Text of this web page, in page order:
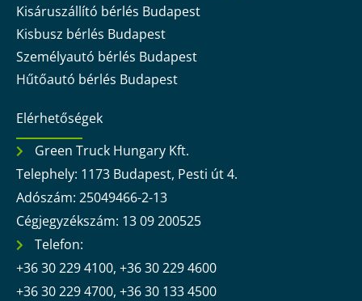
Kisáruszállító bérlés Budapest
Kisbusz bérlés Budapest
Személyautó bérlés Budapest
Hűtőautó bérlés Budapest
Elérhetőségek
Green Truck Hungary Kft.
Telephely: 1173 Budapest, Pesti út 4.
Adószám: 25049466-2-13
Cégjegyzékszám: 13 09 200525
Telefon:
+36 30 229 4100, +36 30 229 4600
+36 30 229 4700, +36 30 133 4500